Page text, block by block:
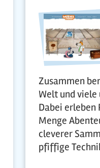
Zusammen
Welt und
Dabei erleben
Menge
cleverer
pfiffige